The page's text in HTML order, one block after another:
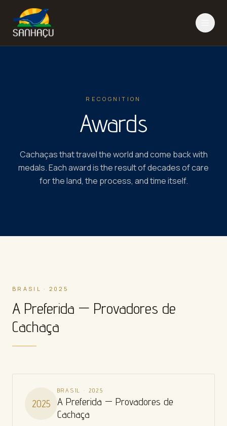
RECOGNITION
Awards
Cachaças that travel the world and come back with
medals. Each award is the result of decades of care
for the land, the process, and time itself.
BRASIL · 2025
A Preferida — Provadores de
Cachaça
2025
BRASIL · 2025
A Preferida — Provadores de
Cachaça